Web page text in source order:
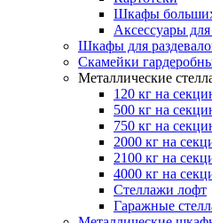
Шкафы
Аксессуары для
Шкафы для
Скамейки
Металлические
120 кг на
500 кг на
750 кг на
2000 кг на
2100 кг на
4000 кг на
Стеллажи лофт
Гаражные